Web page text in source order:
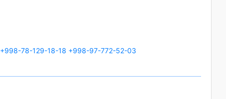
+998-78-129-18-18 +998-97-772-52-03